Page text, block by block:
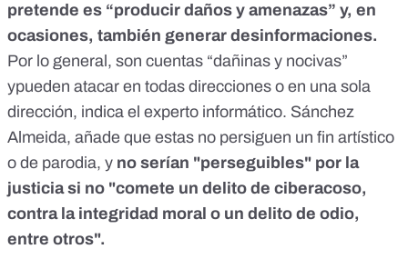
pretende es “producir daños y amenazas” y, en
ocasiones, también generar desinformaciones.
Por lo general, son cuentas “dañinas y nocivas”
ypueden atacar en todas direcciones o en una sola
dirección, indica el experto informático. Sánchez
Almeida, añade que estas no persiguen un fin artístico
o de parodia, y no serían "perseguibles" por la
justicia si no "comete un delito de ciberacoso,
contra la integridad moral o un delito de odio,
entre otros".